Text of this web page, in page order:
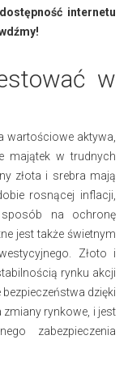
internetu
w
wartościowe aktywa,
majątek w trudnych
złota i srebra mają
rosnącej inflacji,
na ochronę
jest także świetnym
Złoto i
rynku akcji
dzięki
rynkowe, i jest
zabezpieczenia